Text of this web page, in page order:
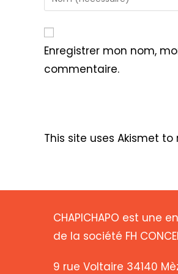
your
or
username
to
Enregistrer mon nom,
commentaire.
This site uses Akismet
CHAPICHAPO est une
de la société FH
9 rue Voltaire 34140